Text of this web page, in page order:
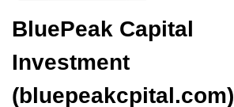
BluePeak Capital
Investment
(bluepeakcpital.com)